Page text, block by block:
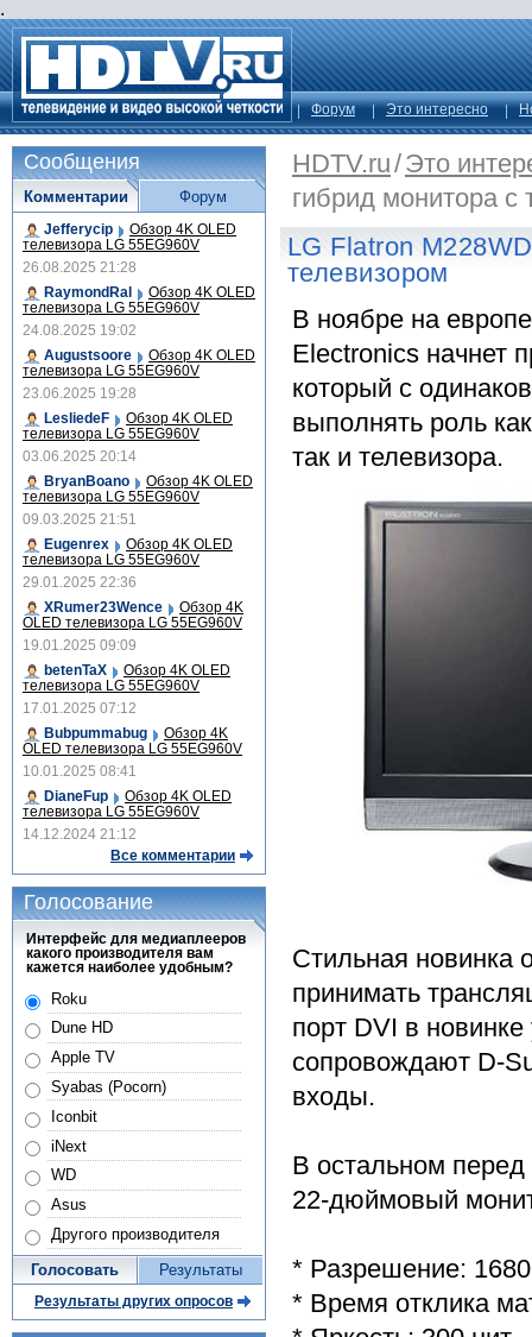
.
Форум Это интересно
HDTV.ru/Это
гибрид монитора с
LG Flatron
телевизором
В ноябре на
Electronics начнет
который с
выполнять роль
так и телевизора.
Стильная новинка
принимать
порт DVI в
сопровождают D-
входы.
В остальном
22-дюймовый
* Разрешение:
* Время отклика
Сообщения
Комментарии
Jefferycip Обзор 4K OLED
телевизора LG 55EG960V
26.08.2025 21:28
RaymondRal
Обзор 4K OLED
телевизора LG 55EG960V
24.08.2025 19:02
Augustsoore
Обзор 4K OLED
телевизора LG 55EG960V
23.06.2025 19:28
LesliedeF
Обзор 4K OLED
телевизора LG 55EG960V
03.06.2025 20:14
BryanBoano
Обзор 4K OLED
телевизора LG 55EG960V
09.03.2025 21:51
Eugenrex
Обзор 4K OLED
телевизора LG 55EG960V
29.01.2025 22:36
XRumer23Wence
Обзор 4K
OLED телевизора LG 55EG960V
19.01.2025 09:09
betenTaX
Обзор 4K OLED
телевизора LG 55EG960V
17.01.2025 07:12
Bubpummabug
Обзор 4K
OLED телевизора LG 55EG960V
10.01.2025 08:41
DianeFup
Обзор 4K OLED
телевизора LG 55EG960V
14.12.2024 21:12
Все комментарии
Форум
Голосование
Интерфейс для медиаплееров
какого производителя вам
кажется наиболее удобным?
Roku
Dune HD
Apple TV
Syabas (Pocorn)
Iconbit
iNext
WD
Asus
Другого производителя
Голосовать Результаты
Результаты других опросов